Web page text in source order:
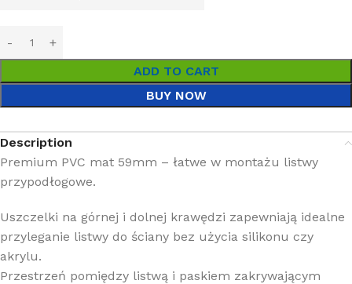
ADD TO CART
BUY NOW
Description
Premium PVC mat 59mm – łatwe w montażu listwy
przypodłogowe.
Uszczelki na górnej i dolnej krawędzi zapewniają idealne
przyleganie listwy do ściany bez użycia silikonu czy
akrylu.
Przestrzeń pomiędzy listwą i paskiem zakrywającym